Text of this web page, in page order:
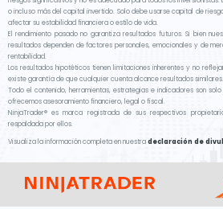
o incluso más del capital invertido. Solo debe usarse capital de
afectar su estabilidad financiera o estilo de vida.
El rendimiento pasado no garantiza resultados futuros. Si bien
resultados dependen de factores personales, emocionales y de
rentabilidad.
Los resultados hipotéticos tienen limitaciones inherentes y no
existe garantía de que cualquier cuenta alcance resultados similares.
Todo el contenido, herramientas, estrategias e indicadores son
ofrecemos asesoramiento financiero, legal o fiscal.
NinjaTrader® es marca registrada de sus respectivos
respaldada por ellos.
Visualiza la información completa en nuestradeclaración de